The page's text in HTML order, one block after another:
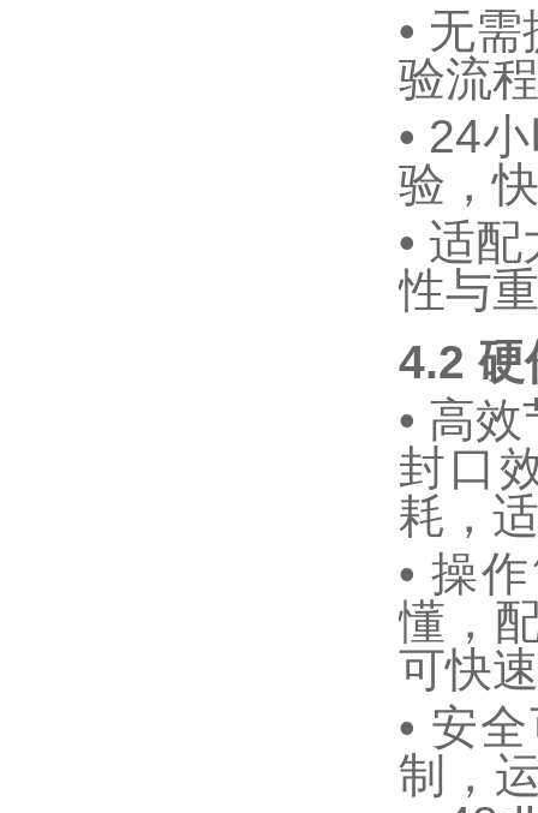
• 无需
验流
• 24
验，
• 适配
性与
4.2 硬
• 高效
封口
耗，
•操
懂，
可快
• 安
制，